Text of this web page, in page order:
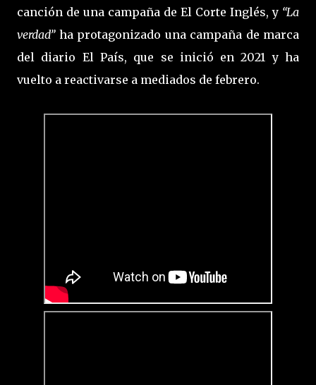
canción de una campaña de El Corte Inglés, y “La
verdad”ha protagonizado una campaña de marca
del diario El País, que se inició en 2021 y ha
vuelto a reactivarse a mediados de febrero.